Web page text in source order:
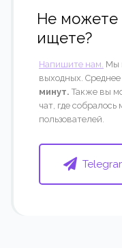
Не можете
ищете?
Напишите нам. Мы
выходных.
минут. Также вы
чат, где
пользователей.